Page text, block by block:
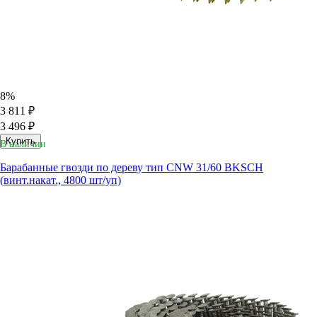
8%
3 811 ₽
3 496 ₽
Купить
В наличии
Барабанные гвозди по дереву тип CNW 31/60 BKSCH
(винт.накат., 4800 шт/уп)